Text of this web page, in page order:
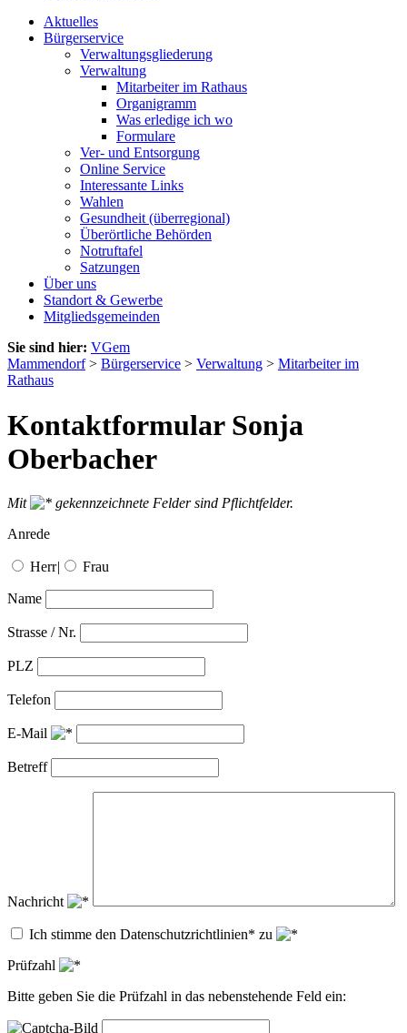
Aktuelles
Bürgerservice
Verwaltungsgliederung
Verwaltung
Mitarbeiter im Rathaus
Organigramm
Was erledige ich wo
Formulare
Ver- und Entsorgung
Online Service
Interessante Links
Wahlen
Gesundheit (überregional)
Überörtliche Behörden
Notruftafel
Satzungen
Über uns
Standort & Gewerbe
Mitgliedsgemeinden
Sie sind hier: VGem
Mammendorf> Bürgerservice > Verwaltung > Mitarbeiter im
Rathaus
Kontaktformular Sonja
Oberbacher
Mit
gekennzeichnete Felder sind Pflichtfelder.
Anrede
Herr| Frau
Name
Strasse / Nr.
PLZ
Telefon
E-Mail
Betreff
Nachricht
Ich stimme den Datenschutzrichtlinien* zu
Prüfzahl
Bitte geben Sie die Prüfzahl in das nebenstehende Feld ein: